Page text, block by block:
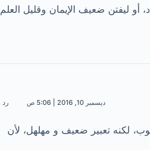
ليفتن ضعيف الإيمان وقليل العلم
ديسمبر 10, 2016 | 5:06 ص رد
لكنه تعبير ضعيف و مهلهل، لأن